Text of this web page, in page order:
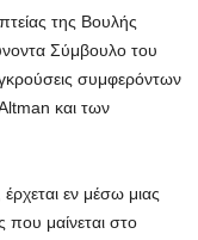
της Βουλής
Σύμβουλο του
συμφερόντων
και των
εν μέσω μιας
που μαίνεται στο